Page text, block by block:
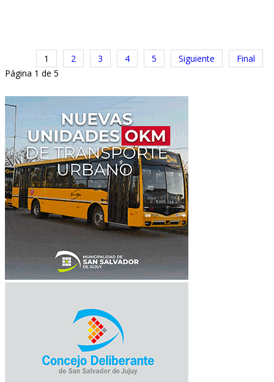
1 2 3 4 5 Siguiente
Final
Página 1 de 5